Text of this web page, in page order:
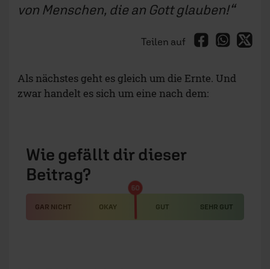
von Menschen, die an Gott glauben!
Teilen auf
Als nächstes geht es gleich um die Ernte. Und
zwar handelt es sich um eine nach dem:
Wie gefällt dir dieser
Beitrag?
GAR NICHT OKAY GUT SEHR GUT
50